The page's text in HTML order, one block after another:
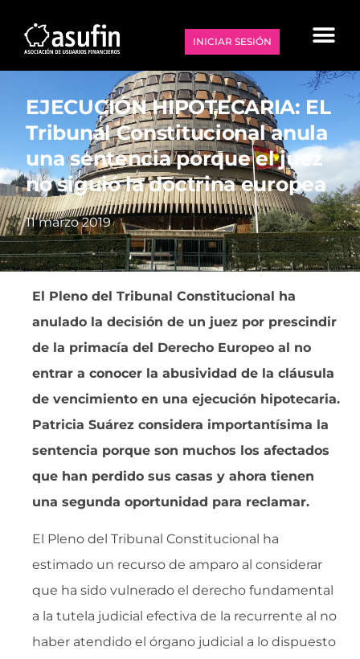
INICIAR SESIÓN
EJECUCIÓN HIPOTECARIA: EL
Tribunal Constitucional anula
una sentencia porque el juez
no siguió la doctrina europea
11 marzo 2019
El Pleno del Tribunal Constitucional ha
anulado la decisión de un juez por prescindir
de la primacía del Derecho Europeo al no
entrar a conocer la abusividad de la cláusula
de vencimiento en una ejecución hipotecaria.
Patricia Suárez considera importantísima la
sentencia porque son muchos los afectados
que han perdido sus casas y ahora tienen
una segunda oportunidad para reclamar.
El Pleno del Tribunal Constitucional ha
estimado un recurso de amparo al considerar
que ha sido vulnerado el derecho fundamental
a la tutela judicial efectiva de la recurrente al no
haber atendido el órgano judicial a lo dispuesto